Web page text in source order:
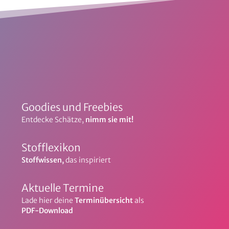
Goodies und Freebies
Entdecke Schätze, nimm sie mit!
Stofflexikon
Stoffwissen,das inspiriert
Aktuelle Termine
Lade hier deineTerminübersichtals
PDF-Download